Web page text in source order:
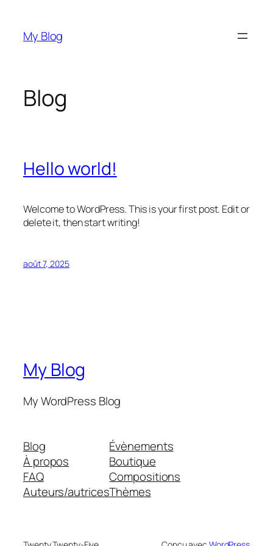
contenu
My Blog
Blog
Hello world!
Welcome to WordPress. This is your first post. Edit or
delete it, then start writing!
août 7, 2025
My Blog
My WordPress Blog
Blog
À propos
FAQ
Auteurs/autrices
Évènements
Boutique
Compositions
Thèmes